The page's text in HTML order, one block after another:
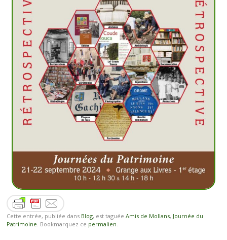
Cette entrée, publiée dans Blog, est taguée Amis de Mollans, Journée du
Patrimoine. Bookmarquez ce permalien.